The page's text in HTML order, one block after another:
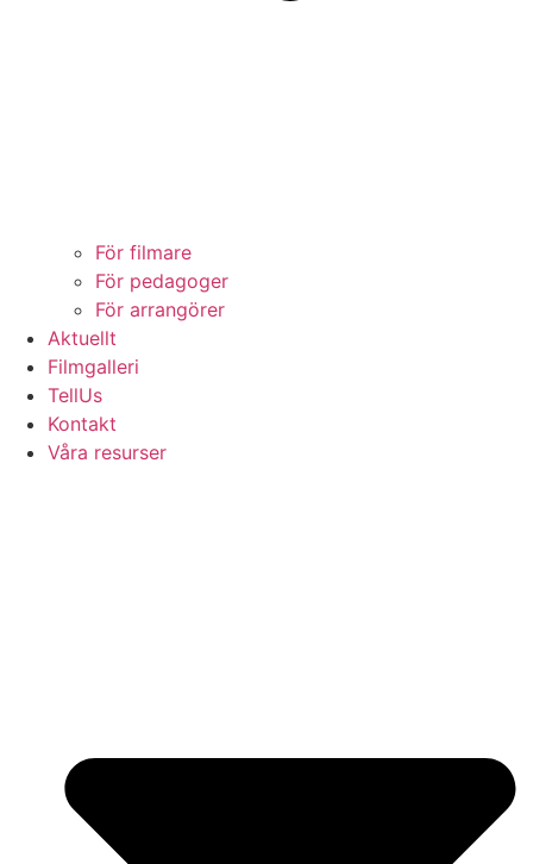
För filmare
För pedagoger
För arrangörer
Aktuellt
Filmgalleri
TellUs
Kontakt
Våra resurser